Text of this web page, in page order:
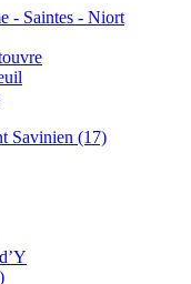
- Saintes - Niort
Savinien (17)